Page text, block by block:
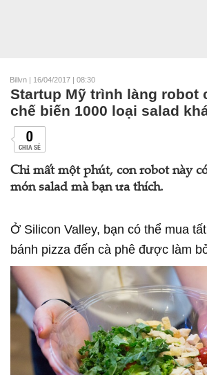
Billvn | 16/04/2017 | 08:30
Startup Mỹ trình làng robot
chế biến 1000 loại salad
0
CHIA SẺ
Chỉ mất một phút, con robot này
món salad mà bạn ưa thích.
Ở Silicon Valley, bạn có thể mua
bánh pizza đến cà phê được làm